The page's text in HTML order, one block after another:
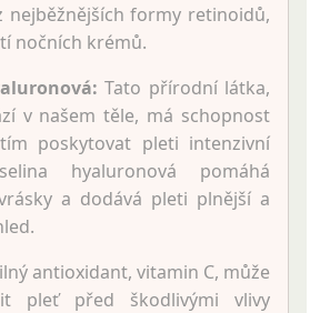
nejběžnějších formy retinoidů,
nočních krémů.
Tato přírodní látka,
v našem těle, má schopnost
poskytovat pleti intenzivní
hyaluronová pomáhá
a dodává pleti plnější a
antioxidant, vitamin C, může
pleť před škodlivými vlivy